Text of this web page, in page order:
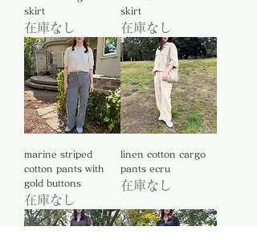
skirt
在庫なし
skirt
在庫なし
marine striped
cotton pants with
gold buttons
在庫なし
linen cotton cargo
pants ecru
在庫なし